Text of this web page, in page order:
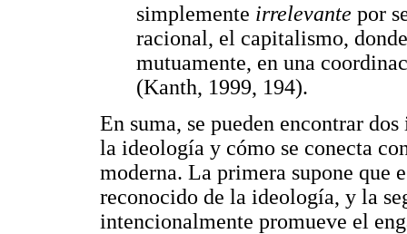
simplemente irrelevante por
racional, el capitalismo,
mutuamente, en una
(Kanth, 1999, 194).
En suma, se pueden encontrar
la ideología y cómo se conecta
moderna. La primera supone que
reconocido de la ideología, y la
intencionalmente promueve el